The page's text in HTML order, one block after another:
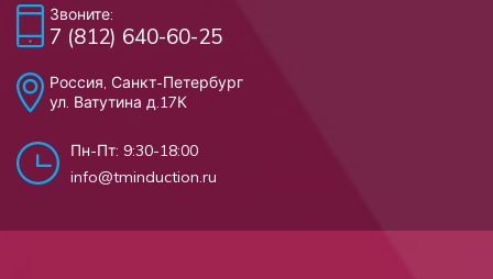
Звоните:
7 (812) 640-60-25
Россия, Санкт-Петербург
ул. Ватутина д.17К
Пн-Пт: 9:30-18:00
info@tminduction.ru